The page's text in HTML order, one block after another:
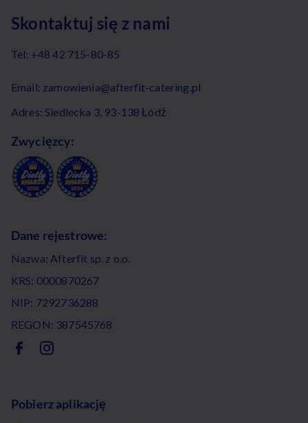
Skontaktuj się z nami
Tel: +48 42 715-80-85
Email: zamowienia@afterfit-catering.pl
Adres: Siedlecka 3, 93-138 Łódź
Zwycięzcy:
Dane rejestrowe:
Nazwa: Afterfit sp. z o.o.
KRS: 0000870267
NIP: 7292736288
REGON: 387545768
Pobierz aplikację